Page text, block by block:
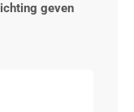
geven